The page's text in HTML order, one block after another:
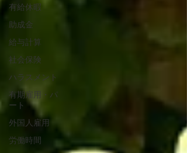
有給休暇
助成金
給与計算
社会保険
ハラスメント
有期雇用・パ
ート
外国人雇用
労働時間